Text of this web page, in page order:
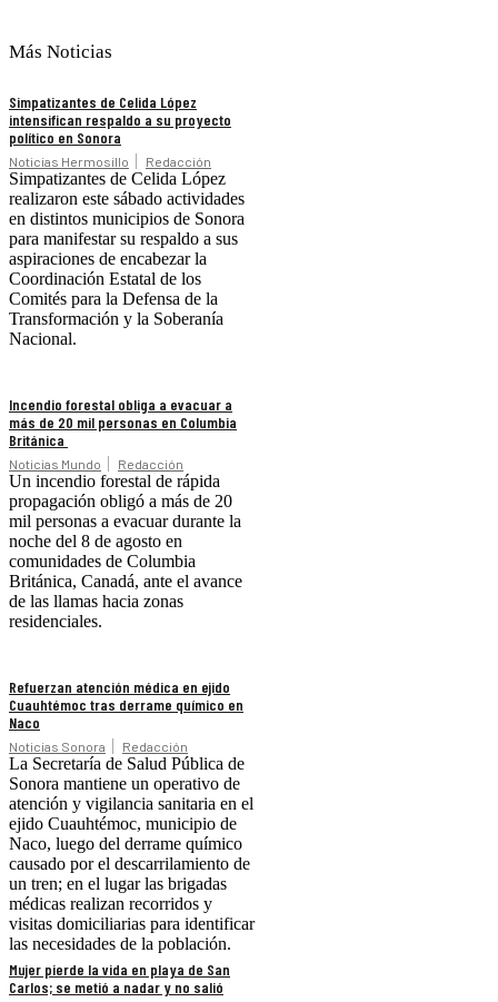
Más Noticias
Simpatizantes de Celida López
intensifican respaldo a su proyecto
político en Sonora
Noticias Hermosillo Redacción
Simpatizantes de Celida López
realizaron este sábado actividades
en distintos municipios de Sonora
para manifestar su respaldo a sus
aspiraciones de encabezar la
Coordinación Estatal de los
Comités para la Defensa de la
Transformación y la Soberanía
Nacional.
Incendio forestal obliga a evacuar a
más de 20 mil personas en Columbia
Británica
Noticias Mundo Redacción
Un incendio forestal de rápida
propagación obligó a más de 20
mil personas a evacuar durante la
noche del 8 de agosto en
comunidades de Columbia
Británica, Canadá, ante el avance
de las llamas hacia zonas
residenciales.
Refuerzan atención médica en ejido
Cuauhtémoc tras derrame químico en
Naco
Noticias Sonora Redacción
La Secretaría de Salud Pública de
Sonora mantiene un operativo de
atención y vigilancia sanitaria en el
ejido Cuauhtémoc, municipio de
Naco, luego del derrame químico
causado por el descarrilamiento de
un tren; en el lugar las brigadas
médicas realizan recorridos y
visitas domiciliarias para identificar
las necesidades de la población.
Mujer pierde la vida en playa de San
Carlos; se metió a nadar y no salió